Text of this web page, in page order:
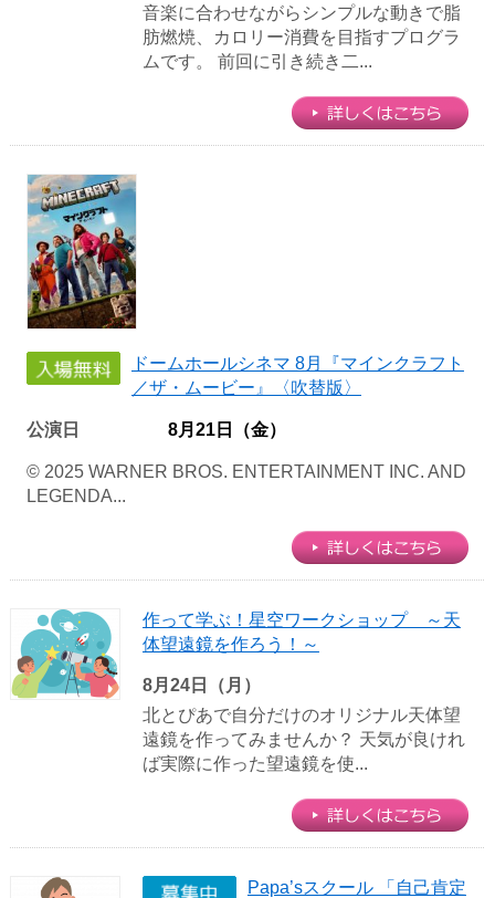
音楽に合わせながらシンプルな動きで脂
肪燃焼、カロリー消費を目指すプログラ
ムです。 前回に引き続き二...
ドームホールシネマ 8月『マインクラフト
／ザ・ムービー』〈吹替版〉
公演日 8月21日（金）
© 2025 WARNER BROS. ENTERTAINMENT INC. AND
LEGENDA...
作って学ぶ！星空ワークショップ ～天
体望遠鏡を作ろう！～
8月24日（月）
北とぴあで自分だけのオリジナル天体望
遠鏡を作ってみませんか？ 天気が良けれ
ば実際に作った望遠鏡を使...
Papa’sスクール 「自己肯定